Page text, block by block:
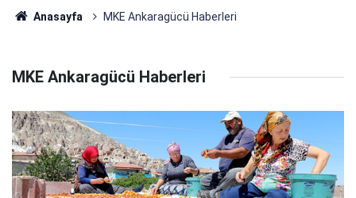
Anasayfa MKE Ankaragücü Haberleri
MKE Ankaragücü Haberleri